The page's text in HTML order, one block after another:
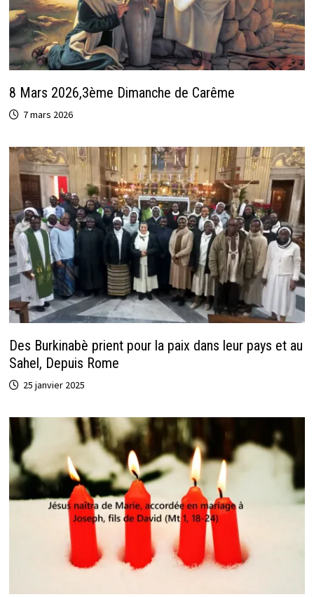
8 Mars 2026,3ème Dimanche de Carême
7 mars 2026
Des Burkinabè prient pour la paix dans leur pays et au
Sahel, Depuis Rome
25 janvier 2025